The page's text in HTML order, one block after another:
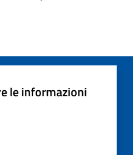
le informazioni